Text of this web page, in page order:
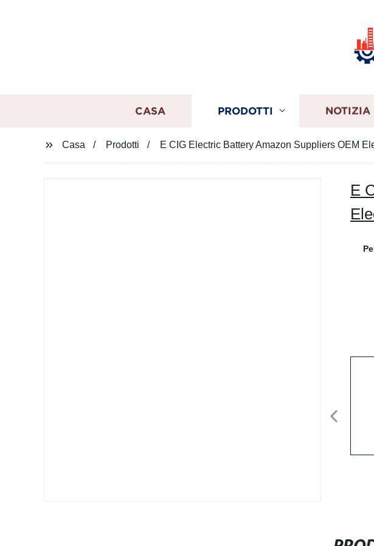
CASA PRODOTTI NOTIZIA
Casa Prodotti E CIG Electric Battery Amazon Suppliers OEM
E